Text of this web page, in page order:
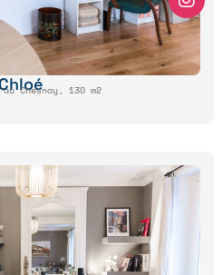
Chloé
Chesnay, 130 m2